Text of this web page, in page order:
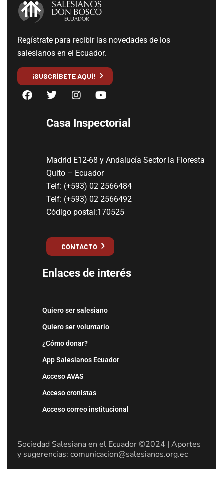
Regístrate para recibir las novedades de los
salesianos en el Ecuador.
¡SUSCRÍBETE AQUÍ!
Casa Inspectorial
Madrid E12-68 y Andalucía Sector la Floresta
Quito – Ecuador
Telf: (+593) 02 2566484
Telf: (+593) 02 2566492
Código postal:170525
CONTACTO
Enlaces de interés
Quiero ser salesiano
Quiero ser voluntario
¿Cómo donar?
App Salesianos Ecuador
Acceso AVAS
Acceso cronistas
Acceso correo institucional
Sociedad Salesiana en el Ecuador ©2024 | Aportes
y sugerencias: comunicacion@salesianos.org.ec